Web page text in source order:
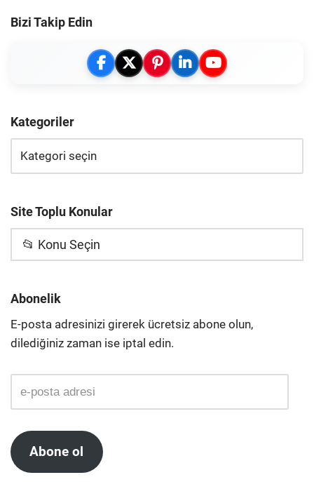
Bizi Takip Edin
Kategoriler
Site Toplu Konular
📂 Konu Seçin
Abonelik
E-posta adresinizi girerek ücretsiz abone olun,
dilediğiniz zaman ise iptal edin.
Abone ol